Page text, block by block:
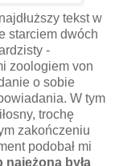
tekst w
starciem dwóch
-
zoologiem von
o sobie
W tym
trochę
zakończeniu
podobał mi
była